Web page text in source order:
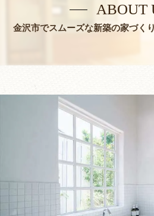
金沢市でスムーズな新築の家づく
ABOUT